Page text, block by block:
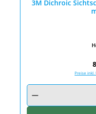
3M Dichroic
Preise inkl.
Produkt Anzahl: Gib den